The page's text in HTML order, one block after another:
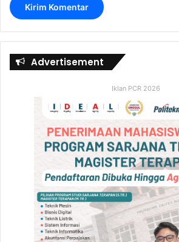
Advertisement
Iklan PCR 2026